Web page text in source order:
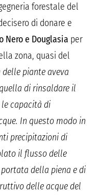
forestale del
di donare e
Nero e Douglasia per
zona, quasi del
delle piante aveva
di rinsaldare il
capacità di
In questo modo in
precipitazioni di
il flusso delle
della piena e di
delle acque del